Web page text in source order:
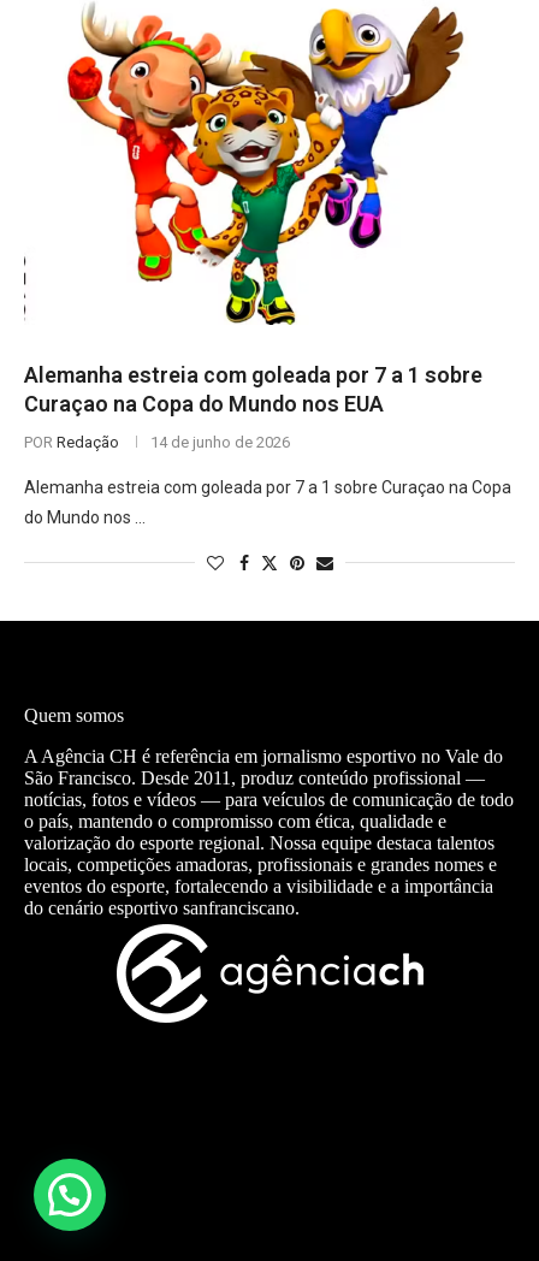
Alemanha estreia com goleada por 7 a 1 sobre
Curaçao na Copa do Mundo nos EUA
POR Redação 14 de junho de 2026
Alemanha estreia com goleada por 7 a 1 sobre Curaçao na Copa
do Mundo nos …
Quem somos
A Agência CH é referência em jornalismo esportivo no Vale do
São Francisco. Desde 2011, produz conteúdo profissional —
notícias, fotos e vídeos — para veículos de comunicação de todo
o país, mantendo o compromisso com ética, qualidade e
valorização do esporte regional. Nossa equipe destaca talentos
locais, competições amadoras, profissionais e grandes nomes e
eventos do esporte, fortalecendo a visibilidade e a importância
do cenário esportivo sanfranciscano.